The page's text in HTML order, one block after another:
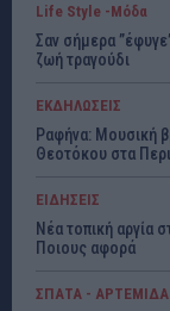
Life Style -Μόδα
Σαν σήμερα
ζωή τραγούδι
ΕΚΔΗΛΩΣΕΙΣ
Ραφήνα: Μουσική
Θεοτόκου στα
ΕΙΔΗΣΕΙΣ
Νέα τοπική αργία
Ποιους αφορά
ΣΠΑΤΑ - ΑΡΤΕΜΙΔΑ